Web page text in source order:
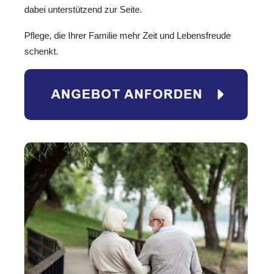
dabei unterstützend zur Seite.
Pflege, die Ihrer Familie mehr Zeit und Lebensfreude
schenkt.